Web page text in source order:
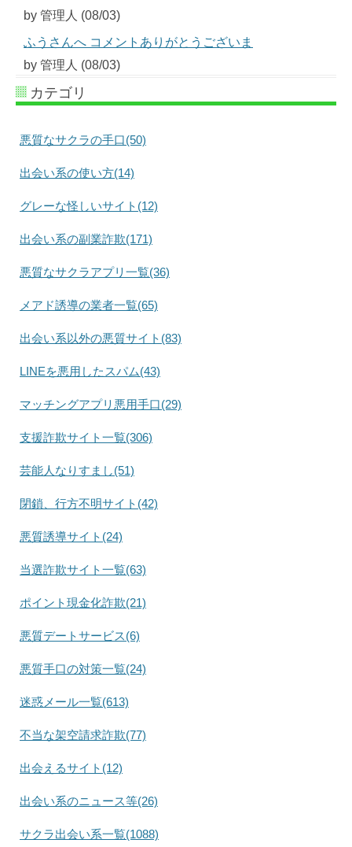
by 管理人 (08/03)
ふうさんへ コメントありがとうございま
by 管理人 (08/03)
カテゴリ
悪質なサクラの手口(50)
出会い系の使い方(14)
グレーな怪しいサイト(12)
出会い系の副業詐欺(171)
悪質なサクラアプリ一覧(36)
メアド誘導の業者一覧(65)
出会い系以外の悪質サイト(83)
LINEを悪用したスパム(43)
マッチングアプリ悪用手口(29)
支援詐欺サイト一覧(306)
芸能人なりすまし(51)
閉鎖、行方不明サイト(42)
悪質誘導サイト(24)
当選詐欺サイト一覧(63)
ポイント現金化詐欺(21)
悪質デートサービス(6)
悪質手口の対策一覧(24)
迷惑メール一覧(613)
不当な架空請求詐欺(77)
出会えるサイト(12)
出会い系のニュース等(26)
サクラ出会い系一覧(1088)